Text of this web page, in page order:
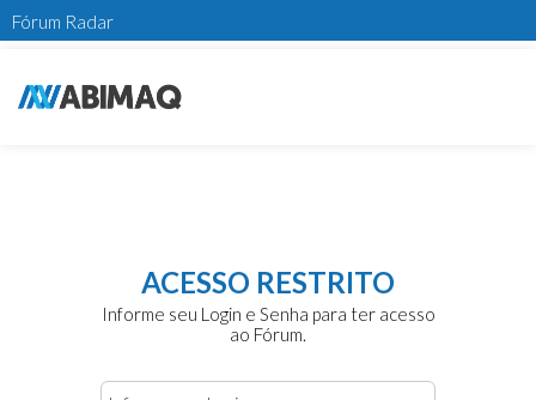
Fórum Radar
ACESSO RESTRITO
Informe seu Login e Senha para ter acesso
ao Fórum.